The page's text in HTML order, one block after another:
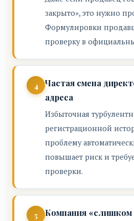
закрыто», это нужно
Формулировки
проверку в
Частая смена
адреса
Избыточная
регистрационной
проблему
повышает риск и
проверки.
Компания